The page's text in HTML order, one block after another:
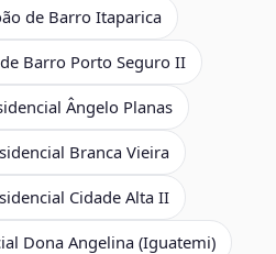
de Barro Itaparica
Barro Porto Seguro II
Ângelo Planas
Branca Vieira
Cidade Alta II
Dona Angelina (Iguatemi)